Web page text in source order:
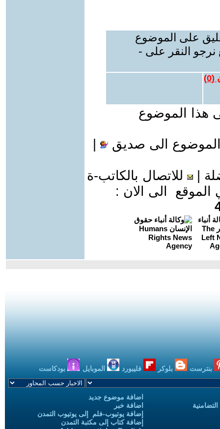
على الموضوع
نرجو النقر على -
(
0
)
هذا الموضوع
الى صديق
للاتصال بالكاتب-ة
الى الان :
بنترست بلوكر فليبورد الموبايل بودكاست
اضافة موضوع جديد
اضافة خبر
إضافة يوتيوب-فلم إلى يوتيوب التمدن
إضافة كتاب إلى مكتبة التمدن